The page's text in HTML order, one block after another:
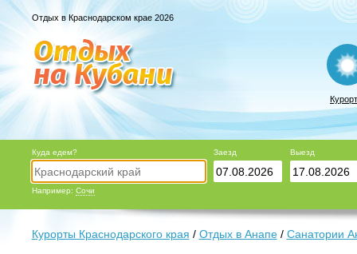
Отдых в Краснодарском крае 2026
Куда едем?
Например: Сочи
Заезд Выезд
Курорты Краснодарского края / Отдых в Анапе/ Санатории